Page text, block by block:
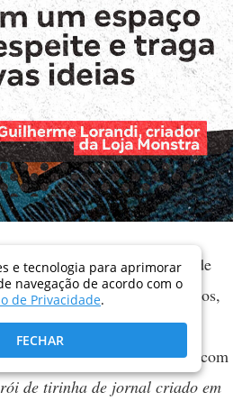
comércios de quadrinhos de
Guilherme Lorandi, 32 anos,
pelo pai com a ajuda de
“Eu e meu irmão crescemos com
de tirinha de jornal criado em
e tecnologia para aprimorar
navegação de acordo com o
de Privacidade.
FECHAR